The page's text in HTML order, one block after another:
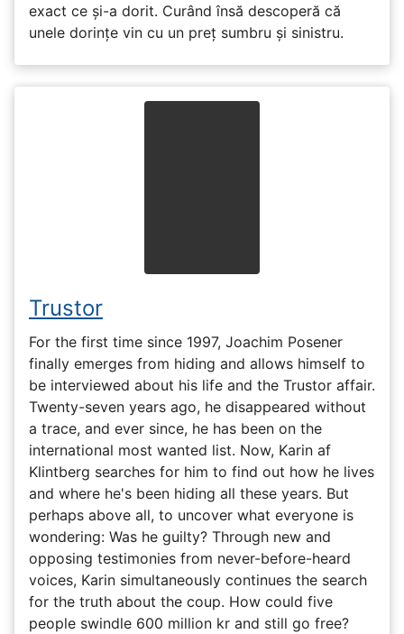
exact ce și-a dorit. Curând însă descoperă că
unele dorințe vin cu un preț sumbru și sinistru.
Trustor
For the first time since 1997, Joachim Posener
finally emerges from hiding and allows himself to
be interviewed about his life and the Trustor affair.
Twenty-seven years ago, he disappeared without
a trace, and ever since, he has been on the
international most wanted list. Now, Karin af
Klintberg searches for him to find out how he lives
and where he's been hiding all these years. But
perhaps above all, to uncover what everyone is
wondering: Was he guilty? Through new and
opposing testimonies from never-before-heard
voices, Karin simultaneously continues the search
for the truth about the coup. How could five
people swindle 600 million kr and still go free?